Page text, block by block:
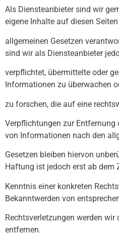
Als Diensteanbieter sind wir
eigene Inhalte auf diesen
allgemeinen Gesetzen
sind wir als Diensteanbieter
verpflichtet, übermittelte oder
Informationen zu überwachen
zu forschen, die auf eine
Verpflichtungen zur Entfernung
von Informationen nach den
Gesetzen bleiben hiervon
Haftung ist jedoch erst ab dem
Kenntnis einer konkreten
Bekanntwerden von
Rechtsverletzungen werden wir
entfernen.